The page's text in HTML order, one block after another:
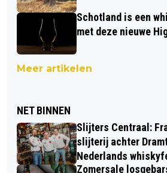
Schotland is een
met deze nieuwe
Meer artikelen
NET BINNEN
Slijters Centraal:
slijterij achter
Nederlands
Zomersale